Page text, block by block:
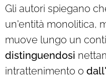
Gli autori spiegano
un'entità monolitica,
muove lungo un
distinguendosi
intrattenimento o